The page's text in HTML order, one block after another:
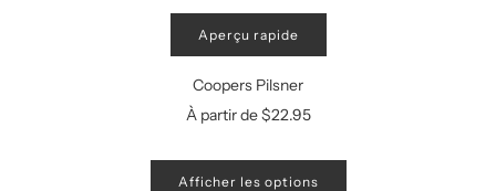
Aperçu rapide
Coopers Pilsner
À partir de$22.95
Afficher les options